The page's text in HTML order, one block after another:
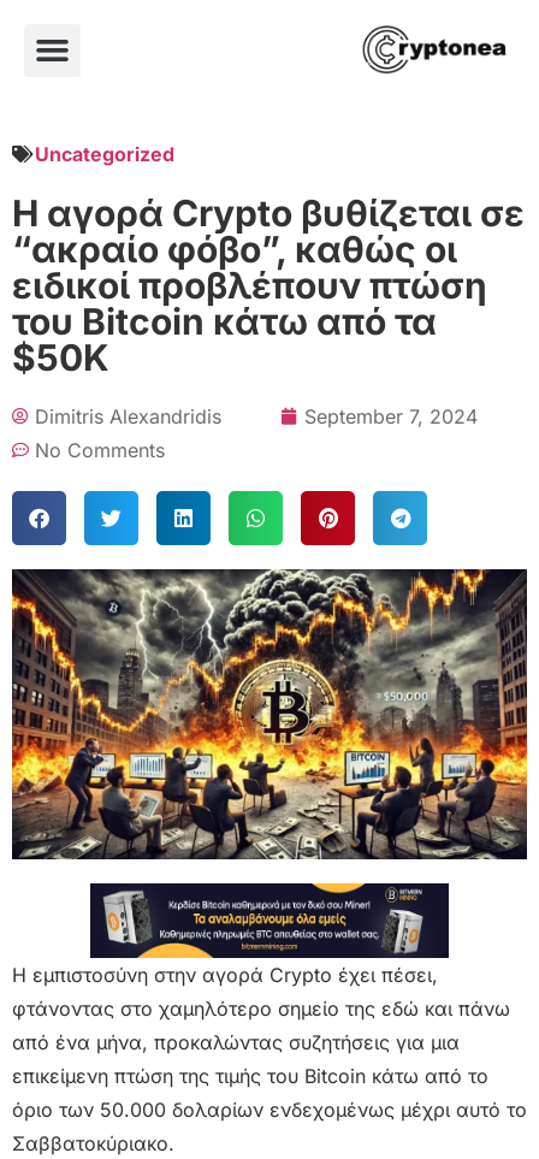
Uncategorized
Η αγορά Crypto βυθίζεται σε
“ακραίο φόβο”, καθώς οι
ειδικοί προβλέπουν πτώση
του Bitcoin κάτω από τα
$50K
Dimitris Alexandridis
September 7, 2024
No Comments
Η εμπιστοσύνη στην αγορά Crypto έχει πέσει,
φτάνοντας στο χαμηλότερο σημείο της εδώ και πάνω
από ένα μήνα, προκαλώντας συζητήσεις για μια
επικείμενη πτώση της τιμής του Bitcoin κάτω από το
όριο των 50.000 δολαρίων ενδεχομένως μέχρι αυτό το
Σαββατοκύριακο.